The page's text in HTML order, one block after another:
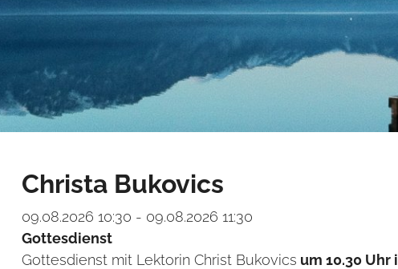
Christa Bukovics
09.08.2026 10:30 - 09.08.2026 11:30
Gottesdienst
Gottesdienst mit Lektorin Christ Bukovics um 10.30 Uhr i